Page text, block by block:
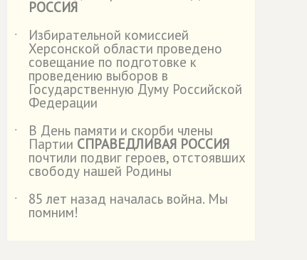
РОССИЯ
˙
Избирательной комиссией
Херсонской области проведено
совещание по подготовке к
проведению выборов в
Государственную Думу Российской
Федерации
˙
В День памяти и скорби члены
Партии СПРАВЕДЛИВАЯ РОССИЯ
почтили подвиг героев, отстоявших
свободу нашей Родины
˙
85 лет назад началась война. Мы
помним!